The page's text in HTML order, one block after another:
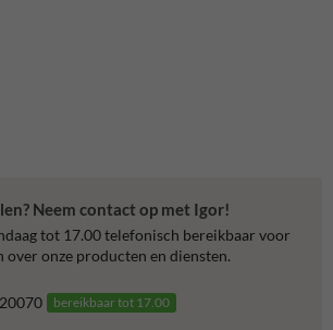
Neem contact op met Igor!
tot 17.00 telefonisch bereikbaar voor
over onze producten en diensten.
bereikbaar tot 17.00